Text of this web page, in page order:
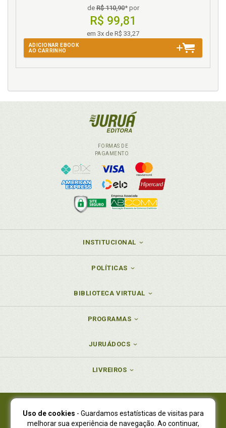
deR$ 110,90* por
R$ 99,81
em 3x de R$ 33,27
ADICIONAR EBOOK
AO CARRINHO
FORMAS DE
PAGAMENTO
INSTITUCIONAL
POLÍTICAS
BIBLIOTECA VIRTUAL
PROGRAMAS
JURUÁDOCS
LIVREIROS
Juruá Editora Ltda., CNPJ 77.535.508/0001-19
Juruá Informática Ltda., CNPJ 01.701.561/0001-80
Uso de cookies - Guardamos estatísticas de visitas para
melhorar sua experiência de navegação. Ao continuar,